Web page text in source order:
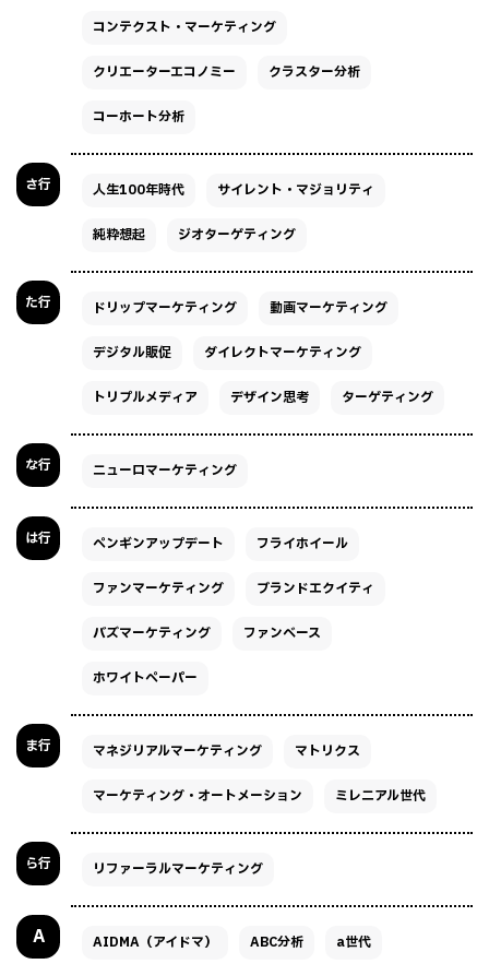
コンテクスト・マーケティング
クリエーターエコノミー クラスター分析
コーホート分析
さ行 人生100年時代 サイレント・マジョリティ
純粋想起 ジオターゲティング
た行 ドリップマーケティング 動画マーケティング
デジタル販促 ダイレクトマーケティング
トリプルメディア デザイン思考 ターゲティング
な行 ニューロマーケティング
は行 ペンギンアップデート フライホイール
ファンマーケティング ブランドエクイティ
バズマーケティング ファンベース
ホワイトペーパー
ま行 マネジリアルマーケティング マトリクス
マーケティング・オートメーション ミレニアル世代
ら行 リファーラルマーケティング
A AIDMA（アイドマ） ABC分析 a世代